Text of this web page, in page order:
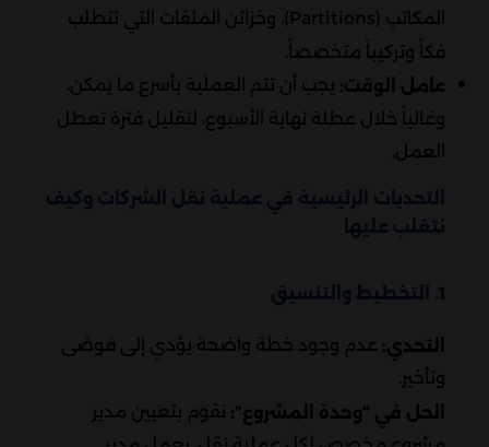
المكاتب (Partitions)، وخزائن الملفات التي تتطلب
فكاً وتركيباً متخصصاً.
عامل الوقت: يجب أن تتم العملية بأسرع ما يمكن،
وغالباً خلال عطلة نهاية الأسبوع، لتقليل فترة تعطل
العمل.
التحديات الرئيسية في عملية نقل الشركات وكيف
نتغلب عليها
1. التخطيط والتنسيق
التحدي: عدم وجود خطة واضحة يؤدي إلى فوضى
وتأخير.
الحل في “وحدة المشروع”: نقوم بتعيين مدير